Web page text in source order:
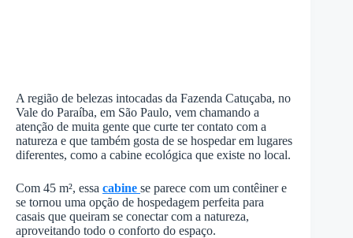
A região de belezas intocadas da Fazenda Catuçaba, no
Vale do Paraíba, em São Paulo, vem chamando a
atenção de muita gente que curte ter contato com a
natureza e que também gosta de se hospedar em lugares
diferentes, como a cabine ecológica que existe no local.
Com 45 m², essa cabine se parece com um contêiner e
se tornou uma opção de hospedagem perfeita para
casais que queiram se conectar com a natureza,
aproveitando todo o conforto do espaço.